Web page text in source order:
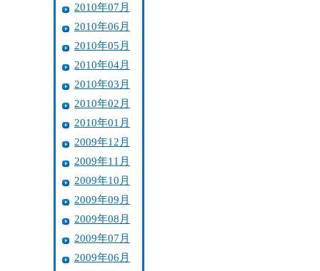
2010年07月
2010年06月
2010年05月
2010年04月
2010年03月
2010年02月
2010年01月
2009年12月
2009年11月
2009年10月
2009年09月
2009年08月
2009年07月
2009年06月